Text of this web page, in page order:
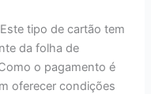
Este tipo de cartão tem
da folha de
o pagamento é
oferecer condições